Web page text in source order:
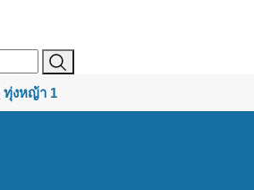
ทุ่งหญ้า 1